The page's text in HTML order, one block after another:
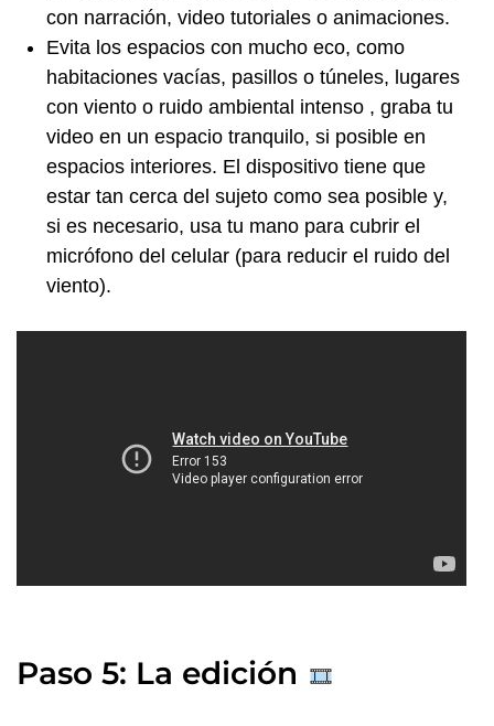
con narración, video tutoriales o animaciones.
Evita los espacios con mucho eco, como
habitaciones vacías, pasillos o túneles, lugares
con viento o ruido ambiental intenso , graba tu
video en un espacio tranquilo, si posible en
espacios interiores. El dispositivo tiene que
estar tan cerca del sujeto como sea posible y,
si es necesario, usa tu mano para cubrir el
micrófono del celular (para reducir el ruido del
viento).
Paso 5: La edición